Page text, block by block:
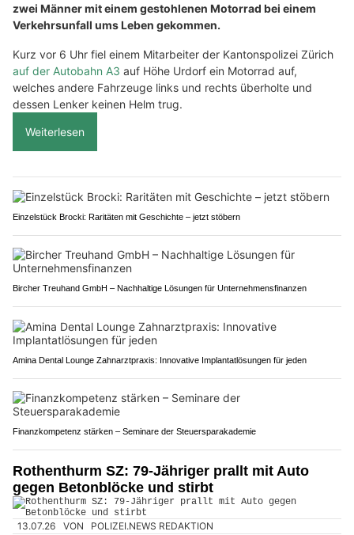
zwei Männer mit einem gestohlenen Motorrad bei einem
Verkehrsunfall ums Leben gekommen.
Kurz vor 6 Uhr fiel einem Mitarbeiter der Kantonspolizei Zürich
auf der Autobahn A3 auf Höhe Urdorf ein Motorrad auf,
welches andere Fahrzeuge links und rechts überholte und
dessen Lenker keinen Helm trug.
Weiterlesen
Einzelstück Brocki: Raritäten mit Geschichte – jetzt stöbern
Bircher Treuhand GmbH – Nachhaltige Lösungen für Unternehmensfinanzen
Amina Dental Lounge Zahnarztpraxis: Innovative Implantatlösungen für jeden
Finanzkompetenz stärken – Seminare der Steuersparakademie
Rothenthurm SZ: 79-Jähriger prallt mit Auto
gegen Betonblöcke und stirbt
13.07.26 VON POLIZEI.NEWS REDAKTION